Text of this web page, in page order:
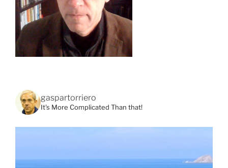
gaspartorriero
It's More Complicated Than that!